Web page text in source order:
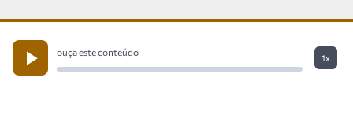
ouça este conteúdo
1x